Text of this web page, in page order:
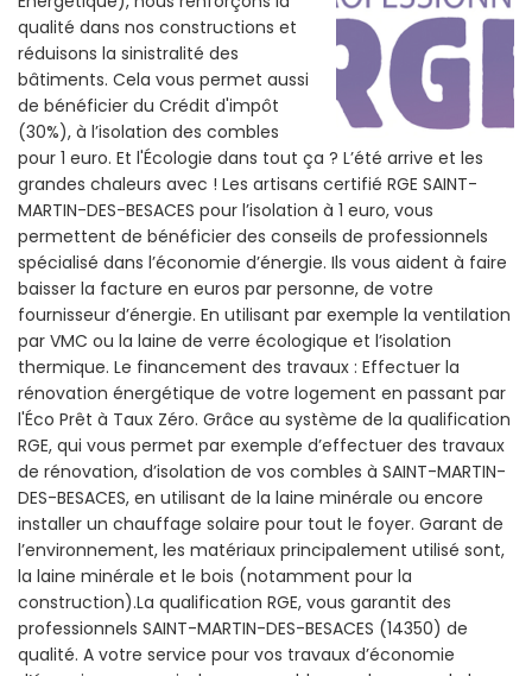
qualité dans nos constructions et
réduisons la sinistralité des
bâtiments. Cela vous permet aussi
de bénéficier du Crédit d'impôt
(30%), à l’isolation des combles
pour 1 euro. Et l'Écologie dans tout ça ? L’été arrive et les
grandes chaleurs avec ! Les artisans certifié RGE SAINT-
MARTIN-DES-BESACES pour l’isolation à 1 euro, vous
permettent de bénéficier des conseils de professionnels
spécialisé dans l’économie d’énergie. Ils vous aident à faire
baisser la facture en euros par personne, de votre
fournisseur d’énergie. En utilisant par exemple la ventilation
par VMC ou la laine de verre écologique et l’isolation
thermique. Le financement des travaux : Effectuer la
rénovation énergétique de votre logement en passant par
l'Éco Prêt à Taux Zéro. Grâce au système de la qualification
RGE, qui vous permet par exemple d’effectuer des travaux
de rénovation, d’isolation de vos combles à SAINT-MARTIN-
DES-BESACES, en utilisant de la laine minérale ou encore
installer un chauffage solaire pour tout le foyer. Garant de
l’environnement, les matériaux principalement utilisé sont,
la laine minérale et le bois (notamment pour la
construction).La qualification RGE, vous garantit des
professionnels SAINT-MARTIN-DES-BESACES (14350) de
qualité. A votre service pour vos travaux d’économie